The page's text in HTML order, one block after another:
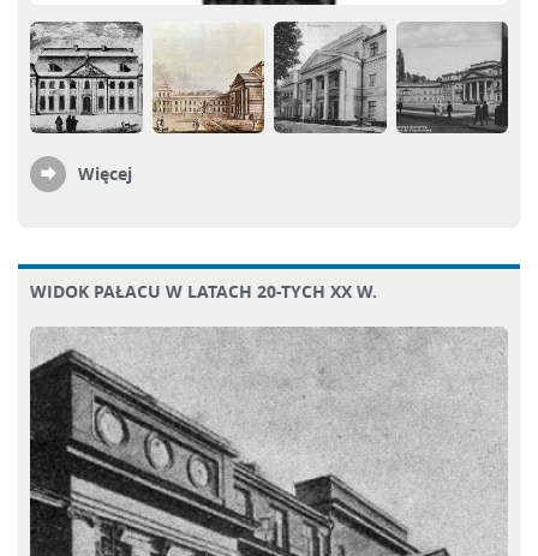
Więcej
WIDOK PAŁACU W LATACH 20-TYCH XX W.